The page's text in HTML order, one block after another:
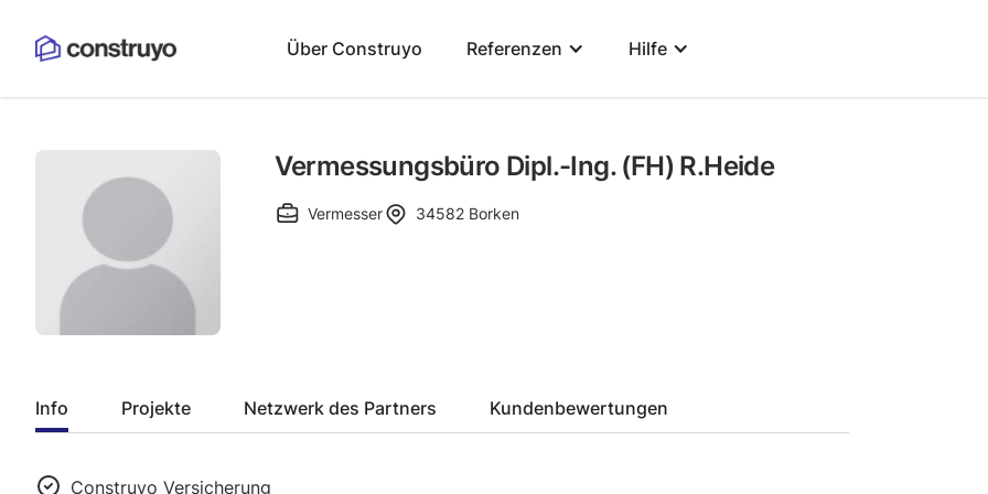
Über Construyo Referenzen Hilfe
Vermessungsbüro Dipl.-Ing. (FH) R.Heide
Vermesser 34582 Borken
Info Projekte Netzwerk des Partners Kundenbewertungen
Construyo Versicherung